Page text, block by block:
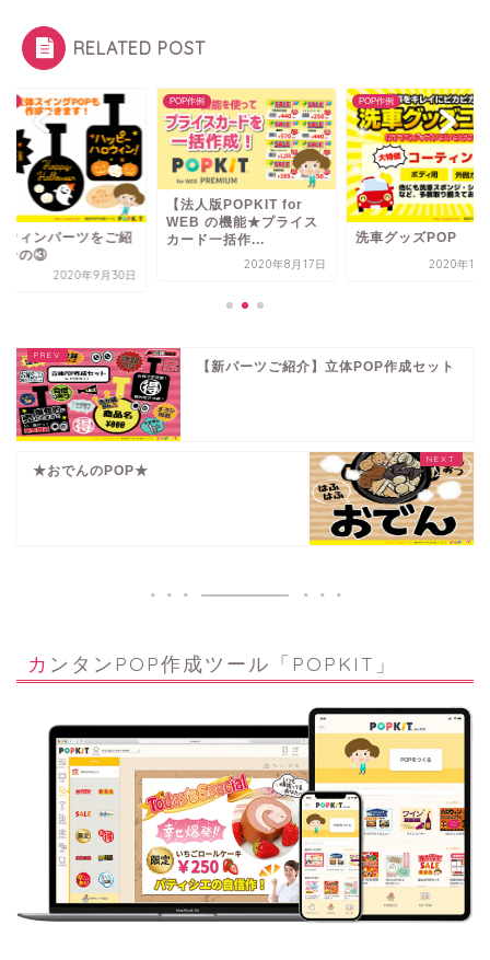
RELATED POST
ウィンパーツをご紹
その③
2020年9月30日
POP作例
【法人版POPKIT for
WEB の機能★プライス
カード一括作...
2020年8月17日
POP作例
洗車グッズPOP
2020年11
【新パーツご紹介】立体POP作成セット
★おでんのPOP★
カンタンPOP作成ツール「POPKIT」